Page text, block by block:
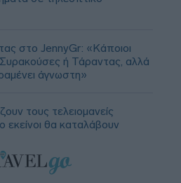
στο JennyGr: «Κάποιοι
ή Τάραντας, αλλά
άγνωστη»
τους τελειομανείς
θα καταλάβουν